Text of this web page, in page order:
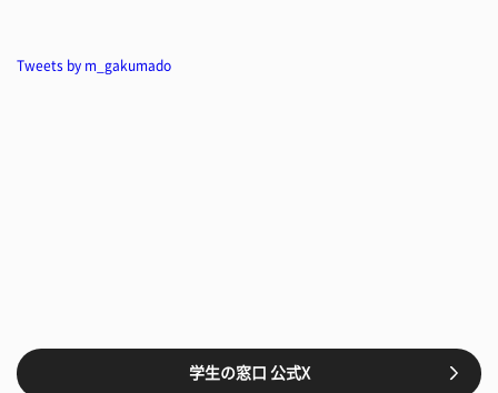
Tweets by m_gakumado
学生の窓口 公式X